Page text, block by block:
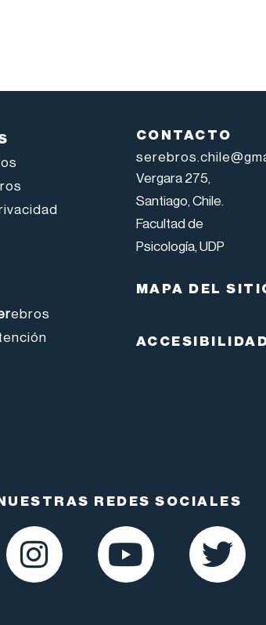
ebros
CONTACTO
Vergara 275,
Santiago, Chile.
Facultad de
Psicología, UDP
MAPA DEL
REDES SOCIALES